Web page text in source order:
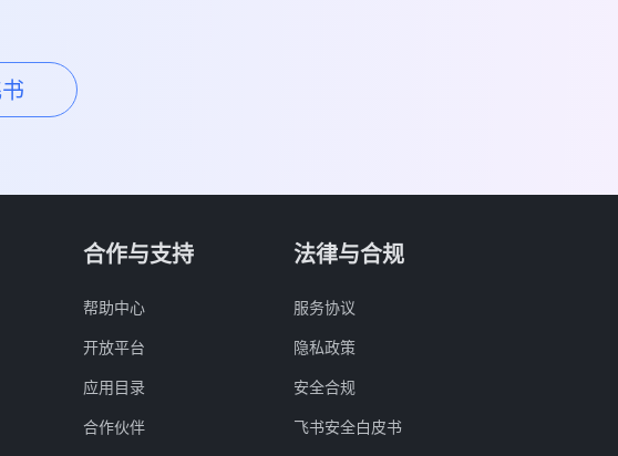
合作与支持
帮助中心
开放平台
应用目录
合作伙伴
法律与合规
服务协议
隐私政策
安全合规
飞书安全白皮书